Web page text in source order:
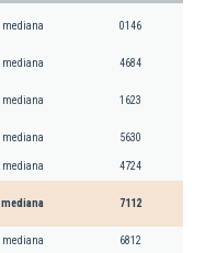
mediana 0146
mediana 4684
mediana 1623
mediana 5630
mediana 4724
mediana 7112
mediana 6812